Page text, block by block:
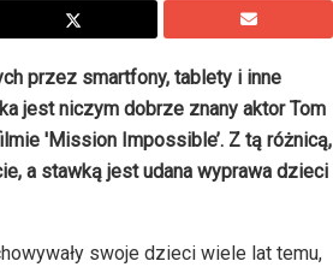
przez smartfony, tablety i inne
jest niczym dobrze znany aktor Tom
'Mission Impossible’. Z tą różnicą,
a stawką jest udana wyprawa dzieci
swoje dzieci wiele lat temu,